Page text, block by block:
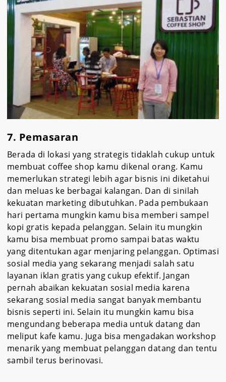
7. Pemasaran
Berada di lokasi yang strategis tidaklah cukup untuk
membuat coffee shop kamu dikenal orang. Kamu
memerlukan strategi lebih agar bisnis ini diketahui
dan meluas ke berbagai kalangan. Dan di sinilah
kekuatan marketing dibutuhkan. Pada pembukaan
hari pertama mungkin kamu bisa memberi sampel
kopi gratis kepada pelanggan. Selain itu mungkin
kamu bisa membuat promo sampai batas waktu
yang ditentukan agar menjaring pelanggan. Optimasi
sosial media yang sekarang menjadi salah satu
layanan iklan gratis yang cukup efektif. Jangan
pernah abaikan kekuatan sosial media karena
sekarang sosial media sangat banyak membantu
bisnis seperti ini. Selain itu mungkin kamu bisa
mengundang beberapa media untuk datang dan
meliput kafe kamu. Juga bisa mengadakan workshop
menarik yang membuat pelanggan datang dan tentu
sambil terus berinovasi.